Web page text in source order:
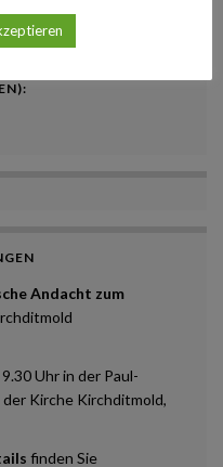
Andacht zum
Uhr in der Paul-
Kirche Kirchditmold,
finden Sie